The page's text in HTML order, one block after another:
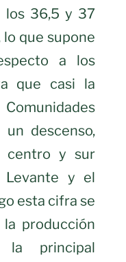
los 36,5 y 37
que supone
a los
que casi la
descenso,
centro y sur
Levante y el
esta cifra se
producción
la principal